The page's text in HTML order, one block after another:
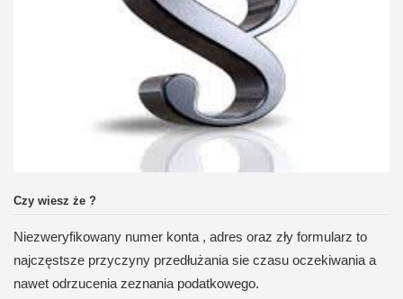
Czy wiesz że ?
Niezweryfikowany numer konta , adres oraz zły formularz to
najczęstsze przyczyny przedłużania sie czasu oczekiwania a
nawet odrzucenia zeznania podatkowego.